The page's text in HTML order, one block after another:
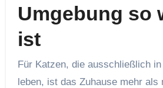
Umgebung so
ist
Für Katzen, die ausschließlich
leben, ist das Zuhause mehr als